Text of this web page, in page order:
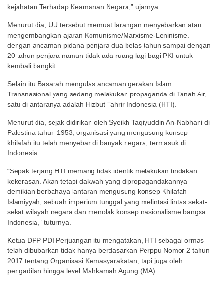
kejahatan Terhadap Keamanan Negara,” ujarnya.
Menurut dia, UU tersebut memuat larangan menyebarkan atau
mengembangkan ajaran Komunisme/Marxisme-Leninisme,
dengan ancaman pidana penjara dua belas tahun sampai dengan
20 tahun penjara namun tidak ada ruang lagi bagi PKI untuk
kembali bangkit.
Selain itu Basarah mengulas ancaman gerakan Islam
Transnasional yang sedang melakukan propaganda di Tanah Air,
satu di antaranya adalah Hizbut Tahrir Indonesia (HTI).
Menurut dia, sejak didirikan oleh Syeikh Taqiyuddin An-Nabhani di
Palestina tahun 1953, organisasi yang mengusung konsep
khilafah itu telah menyebar di banyak negara, termasuk di
Indonesia.
“Sepak terjang HTI memang tidak identik melakukan tindakan
kekerasan. Akan tetapi dakwah yang dipropagandakannya
demikian berbahaya lantaran mengusung konsep Khilafah
Islamiyyah, sebuah imperium tunggal yang melintasi lintas sekat-
sekat wilayah negara dan menolak konsep nasionalisme bangsa
Indonesia,” tuturnya.
Ketua DPP PDI Perjuangan itu mengatakan, HTI sebagai ormas
telah dibubarkan tidak hanya berdasarkan Perppu Nomor 2 tahun
2017 tentang Organisasi Kemasyarakatan, tapi juga oleh
pengadilan hingga level Mahkamah Agung (MA).